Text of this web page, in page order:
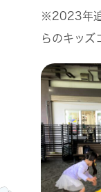
※2023年追
らのキッズ